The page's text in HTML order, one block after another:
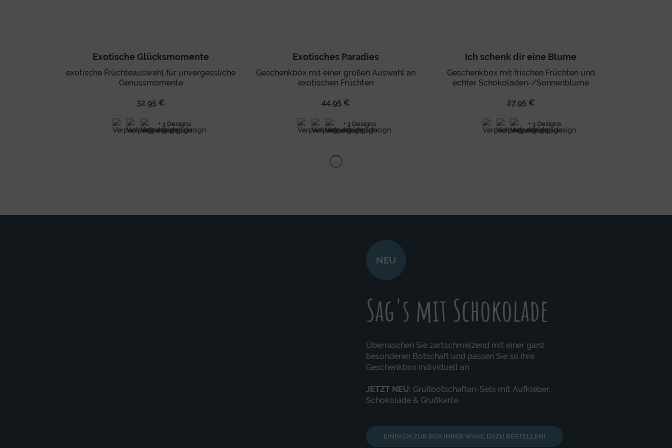
Exotische Glücksmomente
exotische Früchteauswahl für unvergessliche
Genussmomente
32,95 €
+ 3 Designs
Exotisches Paradies
Geschenkbox mit einer großen Auswahl an
exotischen Früchten
44,95 €
+ 3 Designs
Ich schenk dir eine Blume
Geschenkbox mit frischen Früchten und
echter Schokoladen-/Sonnenblume
27,95 €
+ 3 Designs
NEU
Sag's mit Schokolade
Überraschen Sie zartschmelzend mit einer ganz
besonderen Botschaft und passen Sie so Ihre
Geschenkbox individuell an.
JETZT NEU: Grußbotschaften-Sets mit Aufkleber,
Schokolade & Grußkarte.
EINFACH ZUR BOX IHRER WAHL DAZU BESTELLEN!